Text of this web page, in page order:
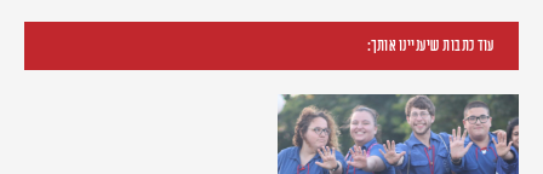
עוד כתבות שיעניינו אותך: